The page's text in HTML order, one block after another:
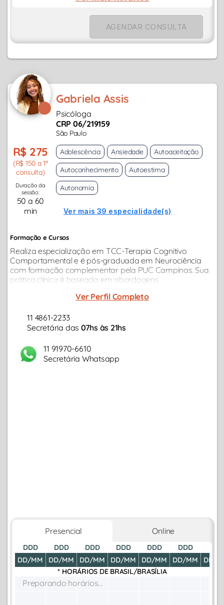
AGENDAR CONSULTA
Gabriela Assis
Psicóloga
CRP 06/219159
São Paulo
R$ 275
(R$ 150 a 1ª
consulta)
Duração da
sessão:
50 a 60
min
Adolescência Ansiedade
Autoaceitação
Autoconhecimento
Autoestima
Autonomia
Ver mais 39 especialidade(s)
Formação e Cursos
Realiza especialização em TCC-Terapia Cognitivo
Comportamental e é pós-graduada em Neurociência
com formação complementar pela PUC Campinas. Sua
prática clínica é baseada em abordagens
demandas relacionamento, ansiedade, questões
Ver Perfil Completo
11 4861-2233
Secretária das 07hs às 21hs
11 91970-6610
Secretária Whatsapp
Presencial Online
DDD
DD/MM
DDD
DD/MM
DDD
DD/MM
DDD
DD/MM
DDD
DD/MM
DDD
DD/MM
DD/
* HORÁRIOS DE BRASIL/BRASÍLIA
Preparando horários...